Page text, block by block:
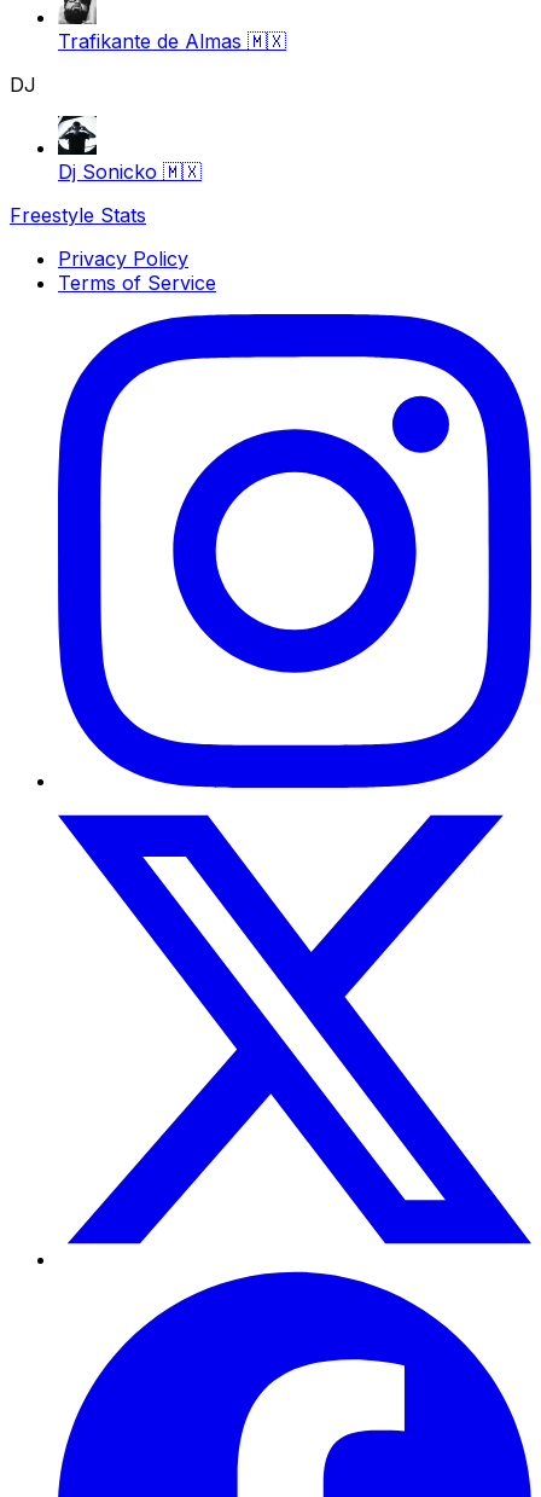
Trafikante de Almas 🇲🇽
DJ
Dj Sonicko 🇲🇽
Freestyle Stats
Privacy Policy
Terms of Service